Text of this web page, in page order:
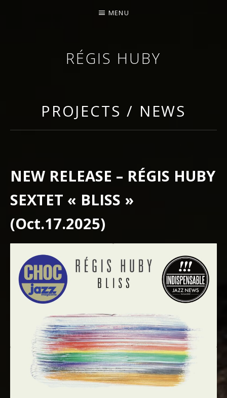
RÉGIS HUBY
MENU
PROJECTS / NEWS
NEW RELEASE – RÉGIS HUBY
SEXTET « BLISS »
(Oct.17.2025)